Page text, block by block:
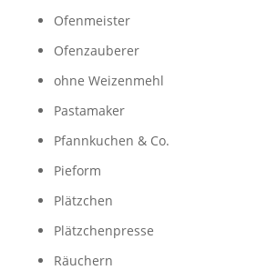
Ofenmeister
Ofenzauberer
ohne Weizenmehl
Pastamaker
Pfannkuchen & Co.
Pieform
Plätzchen
Plätzchenpresse
Räuchern